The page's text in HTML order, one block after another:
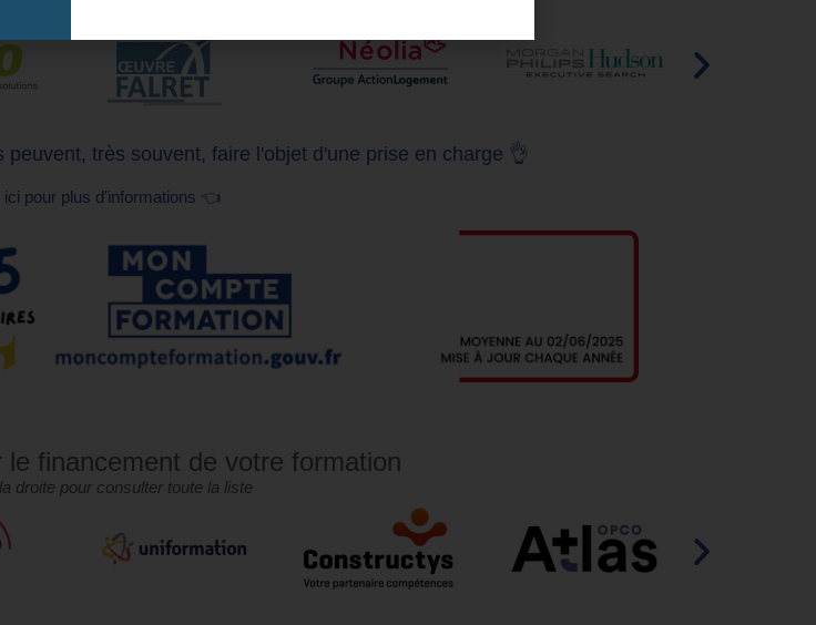
très souvent, faire l'objet d'une prise en charge 👌
pour plus d'informations 👈
financement de votre formation
droite pour consulter toute la liste